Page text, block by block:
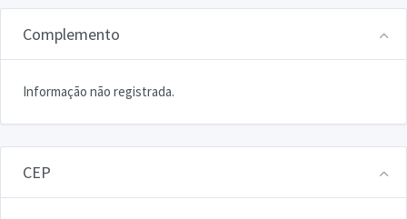
Complemento
Informação não registrada.
CEP